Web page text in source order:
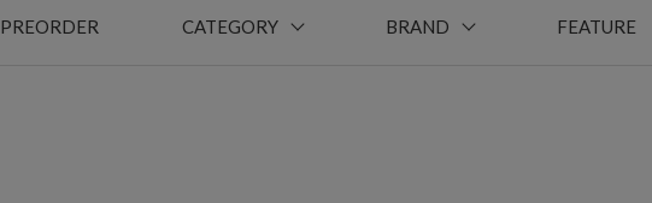
PREORDER CATEGORY BRAND FEATURE